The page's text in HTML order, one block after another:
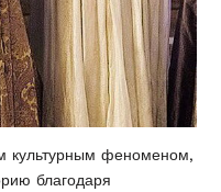
культурным феноменом,
благодаря